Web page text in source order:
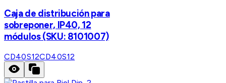
Caja de distribución para
sobreponer, IP40, 12
módulos (SKU: 8101007)
CD40S12CD40S12